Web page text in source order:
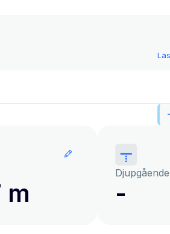
m
Djupgående
-